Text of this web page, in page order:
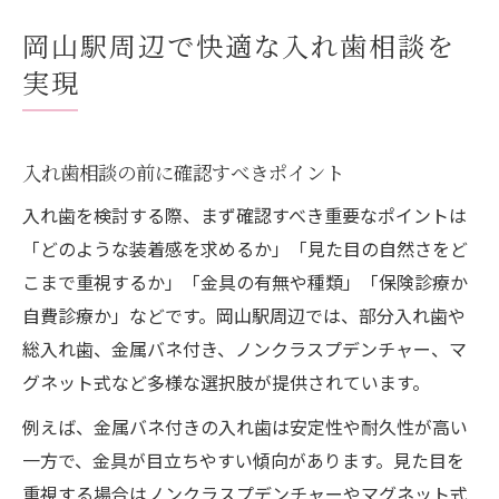
岡山駅周辺で快適な入れ歯相談を
実現
入れ歯相談の前に確認すべきポイント
入れ歯を検討する際、まず確認すべき重要なポイントは
「どのような装着感を求めるか」「見た目の自然さをど
こまで重視するか」「金具の有無や種類」「保険診療か
自費診療か」などです。岡山駅周辺では、部分入れ歯や
総入れ歯、金属バネ付き、ノンクラスプデンチャー、マ
グネット式など多様な選択肢が提供されています。
例えば、金属バネ付きの入れ歯は安定性や耐久性が高い
一方で、金具が目立ちやすい傾向があります。見た目を
重視する場合はノンクラスプデンチャーやマグネット式